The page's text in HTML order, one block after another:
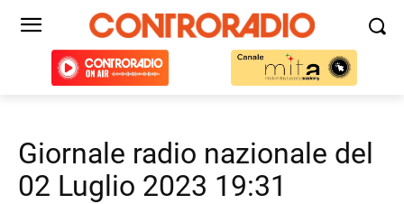
Giornale radio nazionale del
02 Luglio 2023 19:31